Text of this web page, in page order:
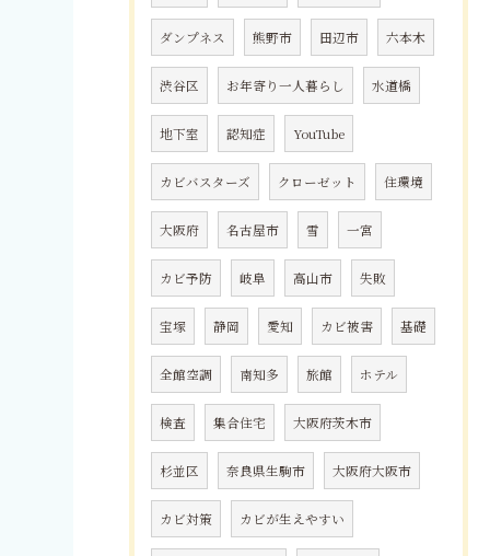
ダンプネス 熊野市 田辺市 六本木
渋谷区 お年寄り一人暮らし 水道橋
地下室 認知症 YouTube
カビバスターズ クローゼット 住環境
大阪府 名古屋市 雪 一宮
カビ予防 岐阜 高山市 失敗
宝塚 静岡 愛知 カビ被害 基礎
全館空調 南知多 旅館 ホテル
検査 集合住宅 大阪府茨木市
杉並区 奈良県生駒市 大阪府大阪市
カビ対策 カビが生えやすい